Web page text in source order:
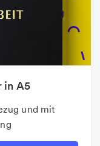
in A5
und mit